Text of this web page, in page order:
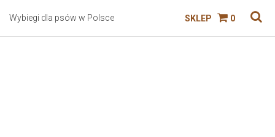
Wybiegi dla psów w Polsce SKLEP 0